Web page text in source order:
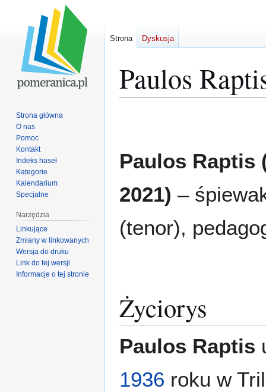
Paulos
Paulos Raptis
2021) –
(tenor),
Życiorys
Paulos Raptis
1936 roku w
Strona Dyskusja
Strona główna
O nas
Pomoc
Kontakt
Indeks haseł
Kategorie
Kalendarium
Specjalne
Narzędzia
Linkujące
Zmiany w linkowanych
Wersja do druku
Link do tej wersji
Informacje o tej stronie